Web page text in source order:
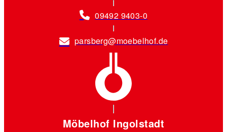
09492 9403-0
parsberg@moebelhof.de
Möbelhof Ingolstadt